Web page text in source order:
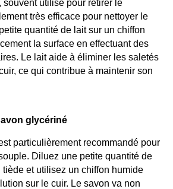
souvent utilisé pour retirer le
très efficace pour nettoyer le
quantité de lait sur un chiffon
la surface en effectuant des
Le lait aide à éliminer les saletés
ce qui contribue à maintenir son
glycériné
particulièrement recommandé pour
Diluez une petite quantité de
et utilisez un chiffon humide
sur le cuir. Le savon va non